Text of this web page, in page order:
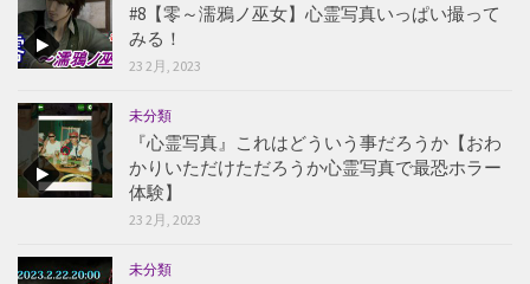
#8【零～濡鴉ノ巫女】心霊写真いっぱい撮って
みる！
23 2月, 2023
未分類
『心霊写真』これはどういう事だろうか【おわ
かりいただけただろうか心霊写真で最恐ホラー
体験】
23 2月, 2023
未分類